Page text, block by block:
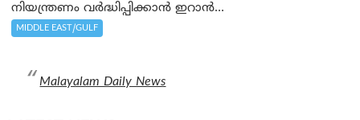
നിയന്ത്രണം വർദ്ധിപ്പിക്കാൻ ഇറാൻ...
MIDDLE EAST/GULF
Malayalam Daily News